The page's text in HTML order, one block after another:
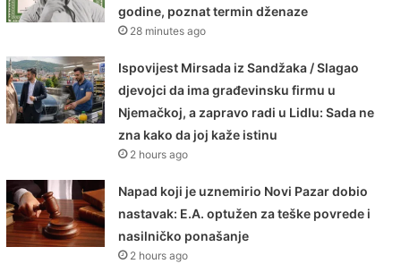
godine, poznat termin dženaze
28 minutes ago
Ispovijest Mirsada iz Sandžaka / Slagao
djevojci da ima građevinsku firmu u
Njemačkoj, a zapravo radi u Lidlu: Sada ne
zna kako da joj kaže istinu
2 hours ago
Napad koji je uznemirio Novi Pazar dobio
nastavak: E.A. optužen za teške povrede i
nasilničko ponašanje
2 hours ago